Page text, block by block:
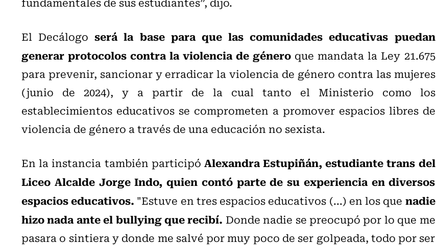
El Decálogoserá la base para que las comunidades educativas puedan
generar protocolos contra la violencia de género que mandata la Ley 21.675
para prevenir, sancionar y erradicar la violencia de género contra las mujeres
(junio de 2024), y a partir de la cual tanto el Ministerio como los
establecimientos educativos se comprometen a promover espacios libres de
violencia de género a través de una educación no sexista.
En la instancia también participó Alexandra Estupiñán, estudiante trans del
Liceo Alcalde Jorge Indo, quien contó parte de su experiencia en diversos
espacios educativos. "Estuve en tres espacios educativos (...) en los que nadie
hizo nada ante el bullying que recibí. Donde nadie se preocupó por lo que me
pasara o sintiera y donde me salvé por muy poco de ser golpeada, todo por ser